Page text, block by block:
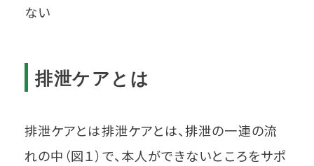
ない
排泄ケアとは
排泄ケアとは排泄ケアとは、排泄の一連の流
れの中（図１）で、本人ができないところをサポ